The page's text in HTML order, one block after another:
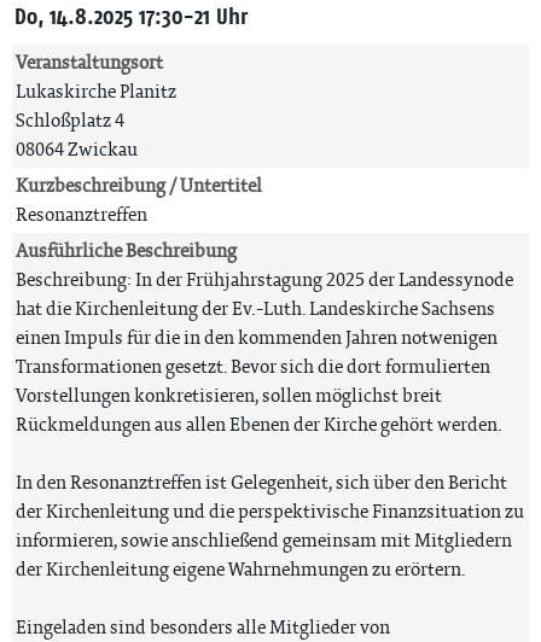
Do, 14.8.2025 17:30-21 Uhr
Veranstaltungsort
Lukaskirche Planitz
Schloßplatz 4
08064 Zwickau
Kurzbeschreibung / Untertitel
Resonanztreffen
Ausführliche Beschreibung
Beschreibung: In der Frühjahrstagung 2025 der Landessynode
hat die Kirchenleitung der Ev.-Luth. Landeskirche Sachsens
einen Impuls für die in den kommenden Jahren notwenigen
Transformationen gesetzt. Bevor sich die dort formulierten
Vorstellungen konkretisieren, sollen möglichst breit
Rückmeldungen aus allen Ebenen der Kirche gehört werden.
In den Resonanztreffen ist Gelegenheit, sich über den Bericht
der Kirchenleitung und die perspektivische Finanzsituation zu
informieren, sowie anschließend gemeinsam mit Mitgliedern
der Kirchenleitung eigene Wahrnehmungen zu erörtern.
Eingeladen sind besonders alle Mitglieder von